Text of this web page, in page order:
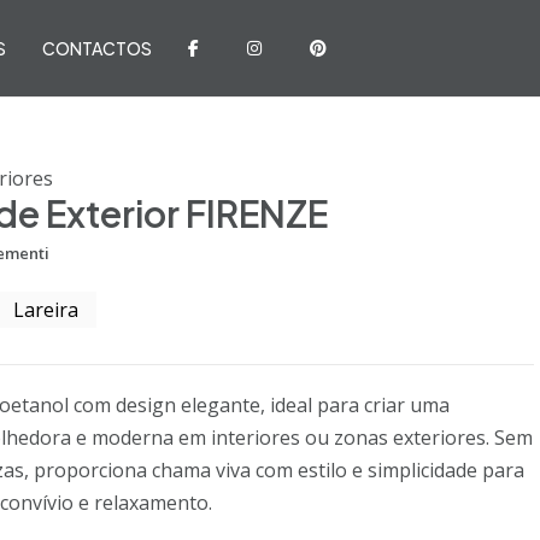
CONTACTOS
Exterior FIRENZE
Lareira
com design elegante, ideal para criar uma
e moderna em interiores ou zonas exteriores. Sem
proporciona chama viva com estilo e simplicidade para
e relaxamento.